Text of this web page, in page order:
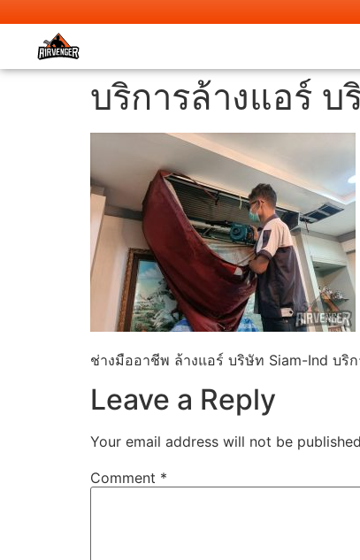
บริการล้างแอร์
ช่างมืออาชีพ ล้างแอร์ บริษัท Siam-Ind บริ
Leave a Reply
Your email address will not be
Comment *